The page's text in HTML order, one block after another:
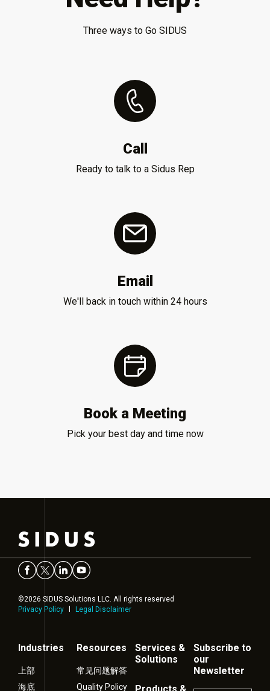
Three ways to Go SIDUS
Call
Ready to talk to a Sidus Rep
Email
We'll back in touch within 24 hours
Book a Meeting
Pick your best day and time now
©2026 SIDUS Solutions LLC. All rights reserved
Privacy Policy
Legal Disclaimer
Industries
上部
海底
Resources
常见问题解答
Quality Policy
Services &
Solutions
Subscribe to
our
Newsletter